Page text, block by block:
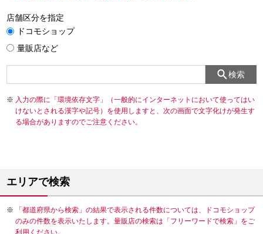
店舗区分を指定
ドコモショップ
量販店など
検索
入力の際に「環境依存文字」（一般的にインターネットにおいて使ってはい
けないとされる漢字や記号）を使用しますと、次の画面で文字化けが発生す
る場合がありますのでご注意ください。
エリアで検索
「都道府県から検索」の結果で表示される件数については、ドコモショップ
のみの件数を表示いたします。量販店の検索は「フリーワードで検索」をご
利用ください。